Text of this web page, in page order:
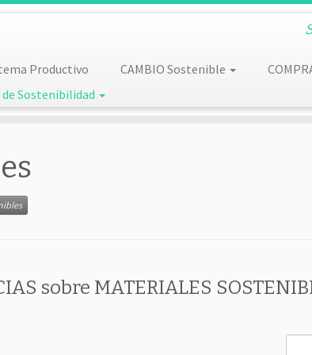
Productivo CAMBIO Sostenible
de Sostenibilidad
sobre MATERIALES